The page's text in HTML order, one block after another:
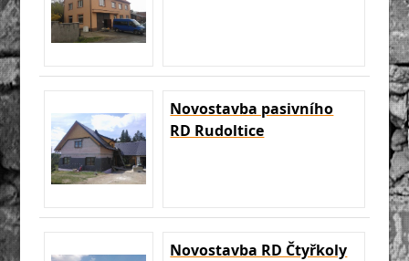
Novostavba pasivního
RD Rudoltice
Novostavba RD Čtyřkoly